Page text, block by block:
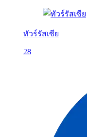
ทัวร์รัสเซีย
28